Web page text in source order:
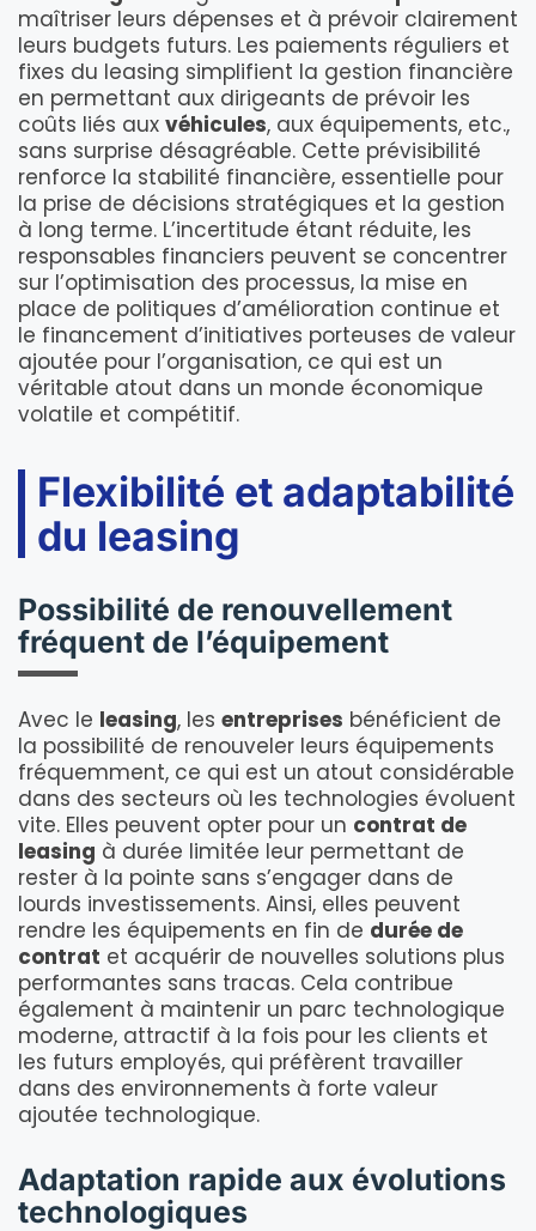
maîtriser leurs dépenses et à prévoir clairement
leurs budgets futurs. Les paiements réguliers et
fixes du leasing simplifient la gestion financière
en permettant aux dirigeants de prévoir les
coûts liés aux véhicules, aux équipements, etc.,
sans surprise désagréable. Cette prévisibilité
renforce la stabilité financière, essentielle pour
la prise de décisions stratégiques et la gestion
à long terme. L’incertitude étant réduite, les
responsables financiers peuvent se concentrer
sur l’optimisation des processus, la mise en
place de politiques d’amélioration continue et
le financement d’initiatives porteuses de valeur
ajoutée pour l’organisation, ce qui est un
véritable atout dans un monde économique
volatile et compétitif.
Flexibilité et adaptabilité
du leasing
Possibilité de renouvellement
fréquent de l’équipement
Avec le leasing, les entreprises bénéficient de
la possibilité de renouveler leurs équipements
fréquemment, ce qui est un atout considérable
dans des secteurs où les technologies évoluent
vite. Elles peuvent opter pour un contrat de
leasing à durée limitée leur permettant de
rester à la pointe sans s’engager dans de
lourds investissements. Ainsi, elles peuvent
rendre les équipements en fin de durée de
contrat et acquérir de nouvelles solutions plus
performantes sans tracas. Cela contribue
également à maintenir un parc technologique
moderne, attractif à la fois pour les clients et
les futurs employés, qui préfèrent travailler
dans des environnements à forte valeur
ajoutée technologique.
Adaptation rapide aux évolutions
technologiques